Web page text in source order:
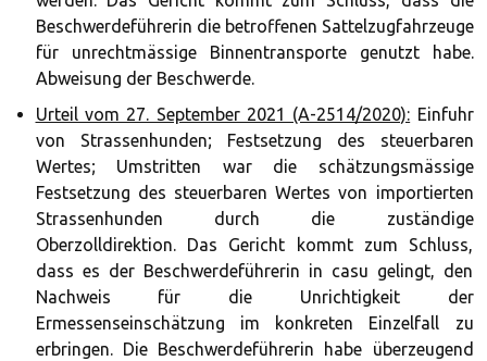
Beschwerdeführerin die betroffenen Sattelzugfahrzeuge
für unrechtmässige Binnentransporte genutzt habe.
Abweisung der Beschwerde.
Urteil vom 27. September 2021 (A-2514/2020): Einfuhr
von Strassenhunden; Festsetzung des steuerbaren
Wertes; Umstritten war die schätzungsmässige
Festsetzung des steuerbaren Wertes von importierten
Strassenhunden durch die zuständige
Oberzolldirektion. Das Gericht kommt zum Schluss,
dass es der Beschwerdeführerin in casu gelingt, den
Nachweis für die Unrichtigkeit der
Ermessenseinschätzung im konkreten Einzelfall zu
erbringen. Die Beschwerdeführerin habe überzeugend